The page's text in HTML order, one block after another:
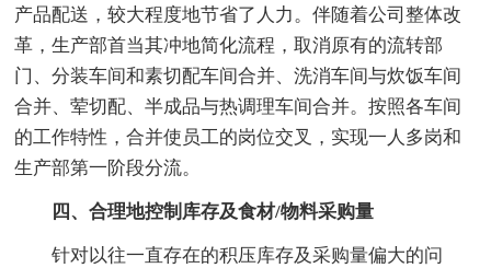
产品配送，较大程度地节省了人力。伴随着公司整体改
革，生产部首当其冲地简化流程，取消原有的流转部
门、分装车间和素切配车间合并、洗消车间与炊饭车间
合并、荤切配、半成品与热调理车间合并。按照各车间
的工作特性，合并使员工的岗位交叉，实现一人多岗和
生产部第一阶段分流。
四、合理地控制库存及食材/物料采购量
针对以往一直存在的积压库存及采购量偏大的问